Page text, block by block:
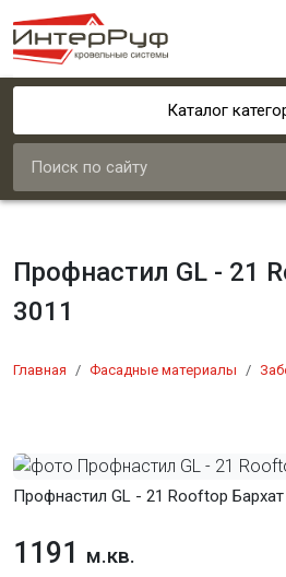
Каталог
Профнастил GL - 21
3011
Главная Фасадные материалы
Профнастил GL - 21 Rooftop Бархат
1191 м.кв.